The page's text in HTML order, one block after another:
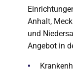
Anhalt,
und
Angebot in